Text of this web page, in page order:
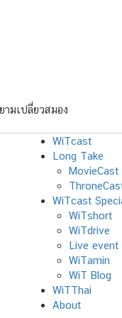
มเปลี่ยวสมอง
WiTcast
Long Take
MovieCast
WiTcast
WiTshort
WiTdrive
Live event
WiTamin
WiT Blog
WiTThai
About